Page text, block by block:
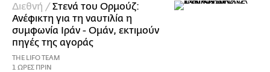
Διεθνή /Στενά του Ορμούζ:
Ανέφικτη για τη ναυτιλία η
συμφωνία Ιράν - Ομάν, εκτιμούν
πηγές της αγοράς
THE LIFO TEAM
1 ΩΡΕΣ ΠΡΙΝ